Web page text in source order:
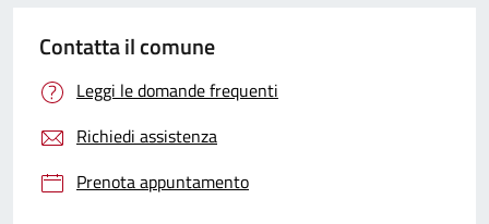
Contatta il comune
Leggi le domande frequenti
Richiedi assistenza
Prenota appuntamento